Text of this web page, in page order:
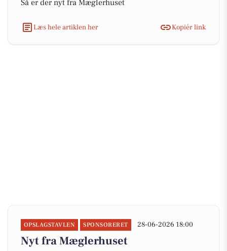
Så er der nyt fra Mæglerhuset
Læs hele artiklen her Kopiér link
OPSLAGSTAVLEN SPONSORERET 28-06-2026 18:00
Nyt fra Mæglerhuset